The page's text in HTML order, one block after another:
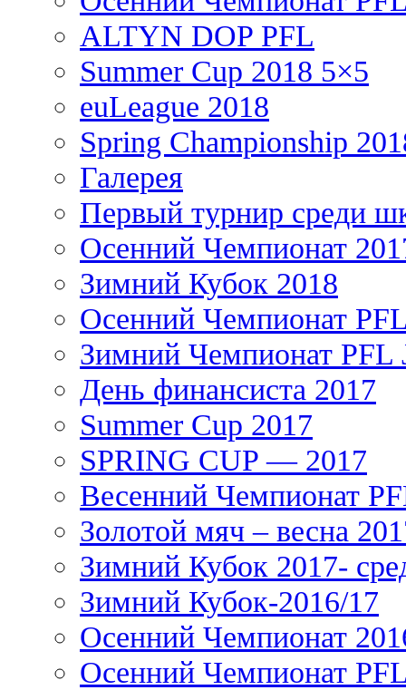
ALTYN DOP PFL
Summer Cup 2018 5×5
euLeague 2018
Spring Championship
Галерея
Первый турнир среди
Осенний Чемпионат
Зимний Кубок 2018
Осенний Чемпионат
Зимний Чемпионат PFL
День финансиста 2017
Summer Cup 2017
SPRING CUP — 2017
Весенний Чемпионат
Золотой мяч – весна
Зимний Кубок 2017-
Зимний Кубок-2016/17
Осенний Чемпионат
Осенний Чемпионат